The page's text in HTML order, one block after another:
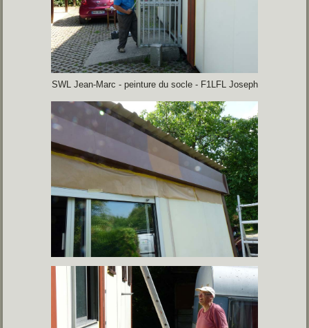
SWL Jean-Marc - peinture du socle - F1LFL Joseph